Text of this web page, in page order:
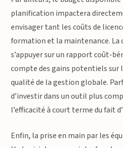
planification impactera
envisager tant les coûts de
formation et la maintenance. La
s’appuyer sur un rapport coût-
compte des gains potentiels
qualité de la gestion globale.
d’investir dans un outil plus
l’efficacité à court terme du fait
Enfin, la prise en main par les